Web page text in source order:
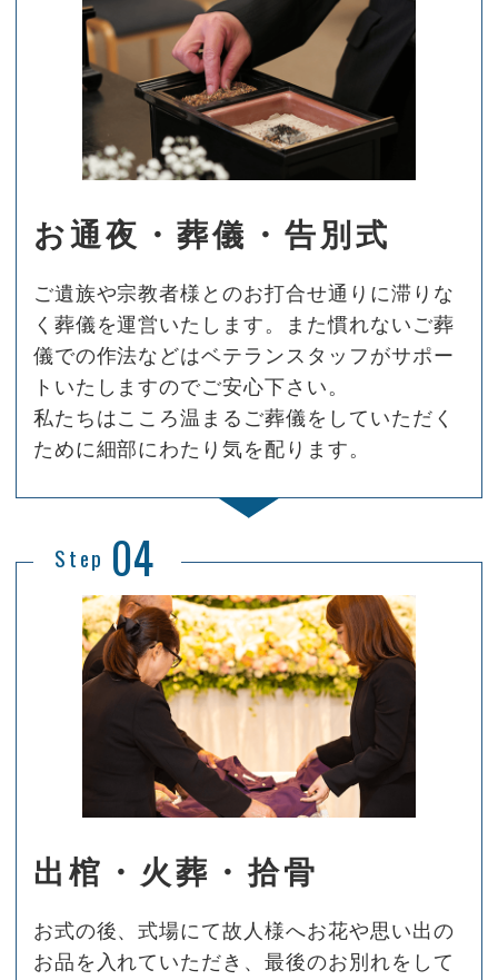
お通夜・葬儀・告別式
ご遺族や宗教者様とのお打合せ通りに滞りな
く葬儀を運営いたします。また慣れないご葬
儀での作法などはベテランスタッフがサポー
トいたしますのでご安心下さい。
私たちはこころ温まるご葬儀をしていただく
ために細部にわたり気を配ります。
Step 04
出棺・火葬・拾骨
お式の後、式場にて故人様へお花や思い出の
お品を入れていただき、最後のお別れをして